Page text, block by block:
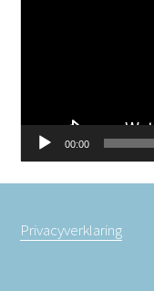
00:00
Privacyverklaring